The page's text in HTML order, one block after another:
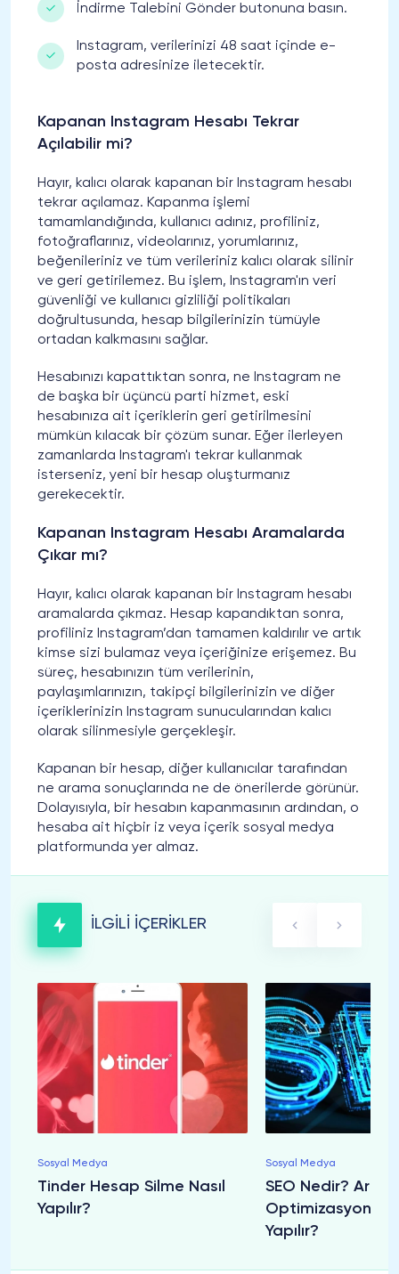
İndirme Talebini Gönder butonuna basın.
Instagram, verilerinizi 48 saat içinde e-
posta adresinize iletecektir.
Kapanan Instagram Hesabı Tekrar
Açılabilir mi?
Hayır, kalıcı olarak kapanan bir Instagram hesabı
tekrar açılamaz. Kapanma işlemi
tamamlandığında, kullanıcı adınız, profiliniz,
fotoğraflarınız, videolarınız, yorumlarınız,
beğenileriniz ve tüm verileriniz kalıcı olarak silinir
ve geri getirilemez. Bu işlem, Instagram'ın veri
güvenliği ve kullanıcı gizliliği politikaları
doğrultusunda, hesap bilgilerinizin tümüyle
ortadan kalkmasını sağlar.
Hesabınızı kapattıktan sonra, ne Instagram ne
de başka bir üçüncü parti hizmet, eski
hesabınıza ait içeriklerin geri getirilmesini
mümkün kılacak bir çözüm sunar. Eğer ilerleyen
zamanlarda Instagram'ı tekrar kullanmak
isterseniz, yeni bir hesap oluşturmanız
gerekecektir.
Kapanan Instagram Hesabı Aramalarda
Çıkar mı?
Hayır, kalıcı olarak kapanan bir Instagram hesabı
aramalarda çıkmaz. Hesap kapandıktan sonra,
profiliniz Instagram’dan tamamen kaldırılır ve artık
kimse sizi bulamaz veya içeriğinize erişemez. Bu
süreç, hesabınızın tüm verilerinin,
paylaşımlarınızın, takipçi bilgilerinizin ve diğer
içeriklerinizin Instagram sunucularından kalıcı
olarak silinmesiyle gerçekleşir.
Kapanan bir hesap, diğer kullanıcılar tarafından
ne arama sonuçlarında ne de önerilerde görünür.
Dolayısıyla, bir hesabın kapanmasının ardından, o
hesaba ait hiçbir iz veya içerik sosyal medya
platformunda yer almaz.
İLGİLİ İÇERİKLER
Sosyal Medya
Tinder Hesap Silme Nasıl
Yapılır?
Sosyal Medya
SEO Nedir?
Optimizasyonu
Yapılır?